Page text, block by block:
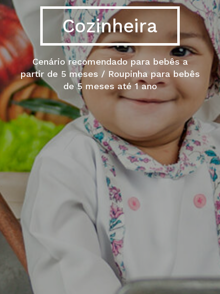
Cozinheira
Cenário recomendado para bebês a
partir de 5 meses / Roupinha para bebês
de 5 meses até 1 ano